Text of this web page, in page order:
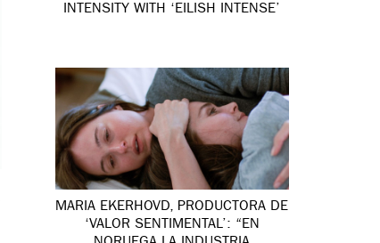
INTENSITY WITH ‘EILISH INTENSE’
MARIA EKERHOVD, PRODUCTORA DE
‘VALOR SENTIMENTAL’: “EN